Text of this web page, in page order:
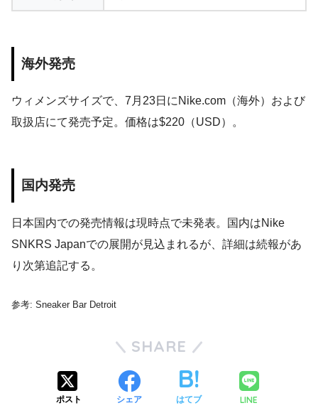
海外発売
ウィメンズサイズで、7月23日にNike.com（海外）および
取扱店にて発売予定。価格は$220（USD）。
国内発売
日本国内での発売情報は現時点で未発表。国内はNike
SNKRS Japanでの展開が見込まれるが、詳細は続報があ
り次第追記する。
参考: Sneaker Bar Detroit
SHARE
ポスト シェア はてブ LINE